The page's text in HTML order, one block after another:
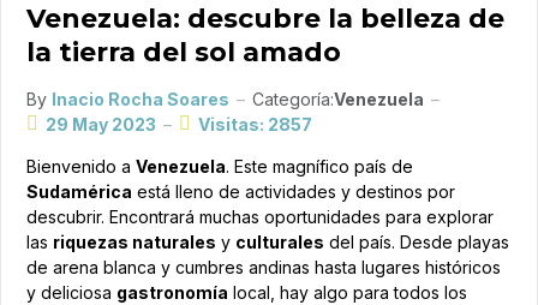
Venezuela: descubre la belleza de
la tierra del sol amado
By Inacio Rocha Soares Categoría:Venezuela
29 May 2023
Visitas: 2857
Bienvenido a Venezuela. Este magnífico país de
Sudamérica está lleno de actividades y destinos por
descubrir. Encontrará muchas oportunidades para explorar
las riquezas naturales y culturales del país. Desde playas
de arena blanca y cumbres andinas hasta lugares históricos
y deliciosa gastronomía local, hay algo para todos los